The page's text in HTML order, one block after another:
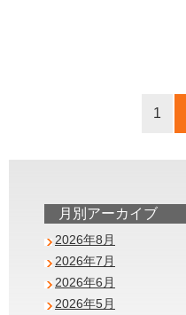
1
月別アーカイブ
2026年8月
2026年7月
2026年6月
2026年5月